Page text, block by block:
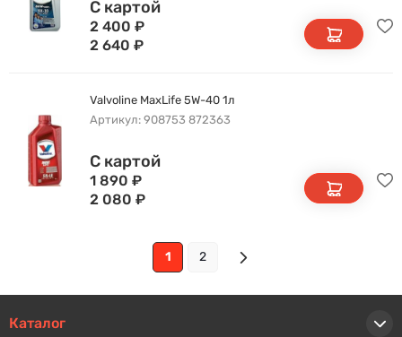
С картой
2 400 ₽
2 640 ₽
Valvoline MaxLife 5W-40 1л
Артикул: 908753 872363
С картой
1 890 ₽
2 080 ₽
1 2
Каталог